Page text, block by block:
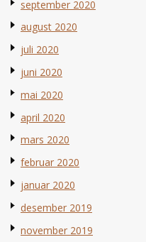
september 2020
august 2020
juli 2020
juni 2020
mai 2020
april 2020
mars 2020
februar 2020
januar 2020
desember 2019
november 2019